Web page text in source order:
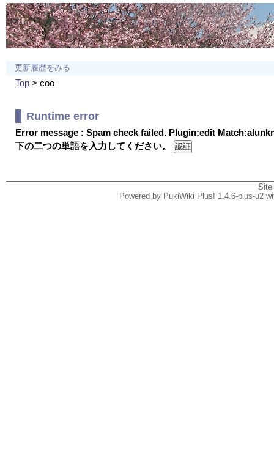
更新履歴をみる
Top> coo
Runtime error
Error message : Spam check failed. Plugin:edit
下の二つの単語を入力してください。
Powered by PukiWiki Plus! 1.4.6-plus-u2